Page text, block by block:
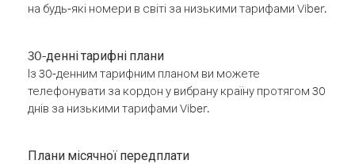
на будь-які номери в світі за низькими тарифами Viber.
30-денні тарифні плани
Із 30-денним тарифним планом ви можете
телефонувати за кордон у вибрану країну протягом 30
днів за низькими тарифами Viber.
Плани місячної передплати